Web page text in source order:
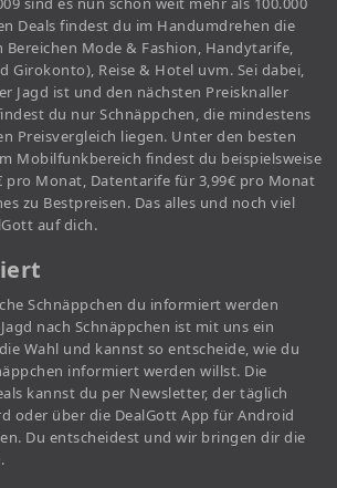
Deals findest du im Handumdrehen die
Bereichen Mode & Fashion, Handytarife,
Girokonto), Reise & Hotel uvm. Sei dabei,
Jagd ist und den nächsten Preisknaller
du nur Schnäppchen, die mindestens
Preisvergleich liegen. Unter den besten
Mobilfunkbereich findest du beispielsweise
pro Monat, Datentarife für 3,99€ pro Monat
zu Bestpreisen. Das alles und noch viel
auf dich.
Schnäppchen du informiert werden
nach Schnäppchen ist mit uns ein
Wahl und kannst so entscheide, wie du
informiert werden willst. Die
kannst du per Newsletter, der täglich
oder über die DealGott App für Android
Du entscheidest und wir bringen dir die